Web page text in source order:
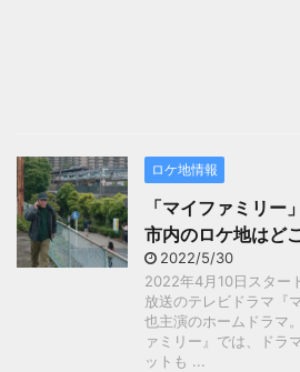
ロケ地情報
「マイファミリ
市内のロケ地はど
2022/5/30
2022年4月10日スター
放送のテレビドラマ『
也主演のホームドラマ
ァミリー』では、ドラ
ットも ...